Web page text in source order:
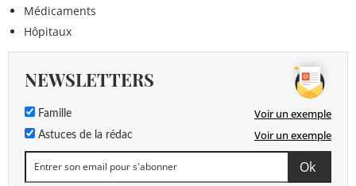
Médicaments
Hôpitaux
NEWSLETTERS
Famille Voir un exemple
Astuces de la rédac Voir un exemple